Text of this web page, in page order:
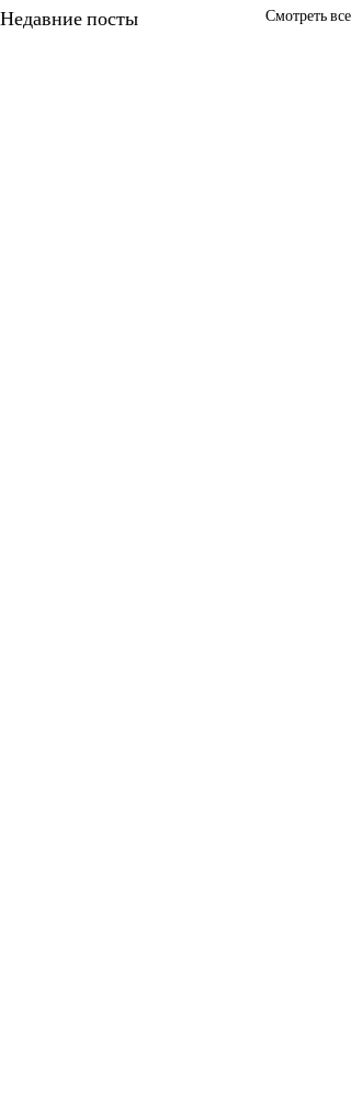
Недавние посты Смотреть все